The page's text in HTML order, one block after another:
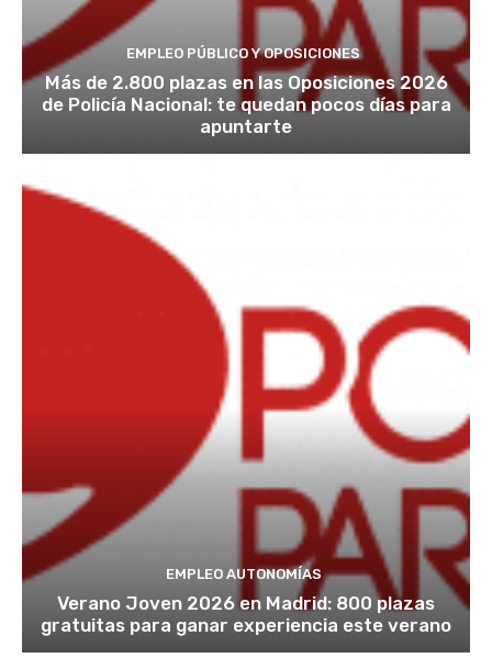
EMPLEO PÚBLICO Y OPOSICIONES
Más de 2.800 plazas en las Oposiciones 2026
de Policía Nacional: te quedan pocos días para
apuntarte
EMPLEO AUTONOMÍAS
Verano Joven 2026 en Madrid: 800 plazas
gratuitas para ganar experiencia este verano